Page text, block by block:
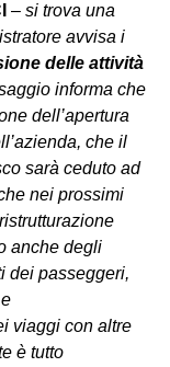
– si trova una
avvisa i
delle attività
informa che
dell’apertura
che il
sarà ceduto ad
nei prossimi
anche degli
dei passeggeri,
viaggi con altre
è tutto